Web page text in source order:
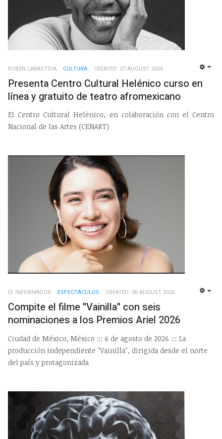
RUBÉN LABASTIDA CULTURA CREATED: 07 AUGUST 2026
Presenta Centro Cultural Helénico curso en
línea y gratuito de teatro afromexicano
El Centro Cultural Helénico, en colaboración con el Centro
Nacional de las Artes (CENART)
EL INFORMADOR ESPECTÁCULOS CREATED: 06 AUGUST 2026
Compite el filme "Vainilla" con seis
nominaciones a los Premios Ariel 2026
Ciudad de México, México ::: 6 de agosto de 2026 ::: La
producción independiente "Vainilla", dirigida desde el norte
del país y protagonizada